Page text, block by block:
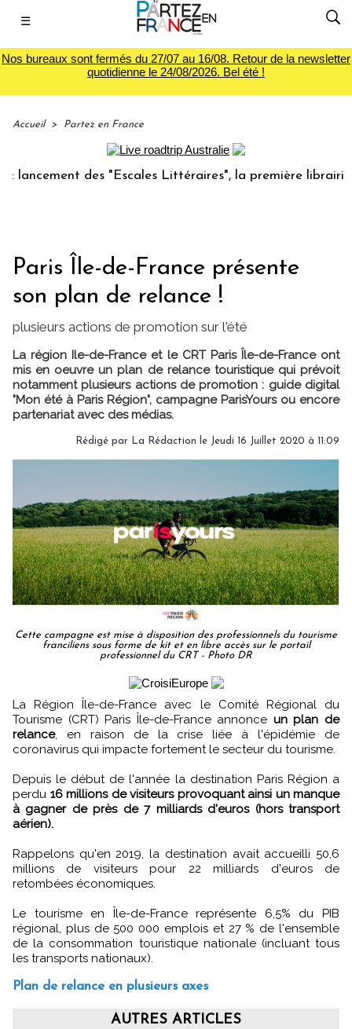
☰
Nos bureaux sont fermés du 27/07 au 16/08. Retour de la newsletter
quotidienne le 24/08/2026. Bel été !
Accueil > Partez en France
des "Escales Littéraires", la première librairie du
Paris Île-de-France présente
son plan de relance !
plusieurs actions de promotion sur l'été
La région Ile-de-France et le CRT Paris Île-de-France ont
mis en oeuvre un plan de relance touristique qui prévoit
notamment plusieurs actions de promotion : guide digital
"Mon été à Paris Région", campagne ParisYours ou encore
partenariat avec des médias.
Rédigé par La Rédaction le Jeudi 16 Juillet 2020 à 11:09
Cette campagne est mise à disposition des professionnels du tourisme
franciliens sous forme de kit et en libre accès sur le portail
professionnel du CRT - Photo DR
La Région Île-de-France avec le Comité Régional du
Tourisme (CRT) Paris Île-de-France annonce un plan de
relance, en raison de la crise liée à l'épidémie de
coronavirus qui impacte fortement le secteur du tourisme.
Depuis le début de l'année la destination Paris Région a
perdu 16 millions de visiteurs provoquant ainsi un manque
à gagner de près de 7 milliards d'euros (hors transport
aérien).
Rappelons qu'en 2019, la destination avait accueilli 50,6
millions de visiteurs pour 22 milliards d'euros de
retombées économiques.
Le tourisme en Île-de-France représente 6,5% du PIB
régional, plus de 500 000 emplois et 27 % de l'ensemble
de la consommation touristique nationale (incluant tous
les transports nationaux).
Plan de relance en plusieurs axes
AUTRES ARTICLES